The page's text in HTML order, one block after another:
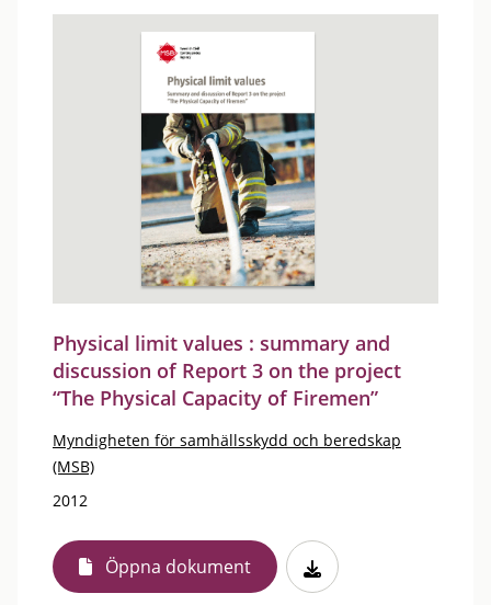
Physical limit values : summary and
discussion of Report 3 on the project
“The Physical Capacity of Firemen”
Myndigheten för samhällsskydd och beredskap
(MSB)
2012
Öppna dokument